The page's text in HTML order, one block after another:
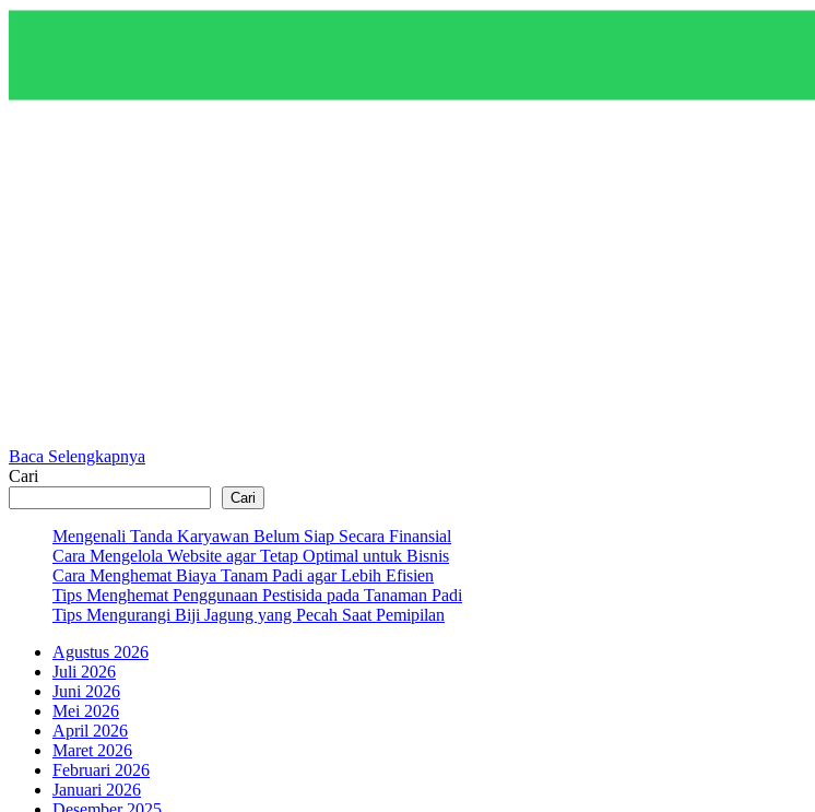
Baca Selengkapnya
Cari
Cari
Mengenali Tanda Karyawan Belum Siap Secara Finansial
Cara Mengelola Website agar Tetap Optimal untuk Bisnis
Cara Menghemat Biaya Tanam Padi agar Lebih Efisien
Tips Menghemat Penggunaan Pestisida pada Tanaman Padi
Tips Mengurangi Biji Jagung yang Pecah Saat Pemipilan
Agustus 2026
Juli 2026
Juni 2026
Mei 2026
April 2026
Maret 2026
Februari 2026
Januari 2026